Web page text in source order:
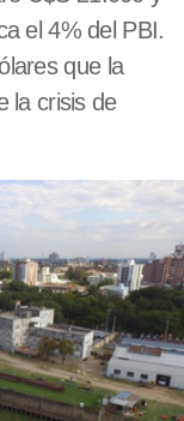
el 4% del PBI.
que la
la crisis de